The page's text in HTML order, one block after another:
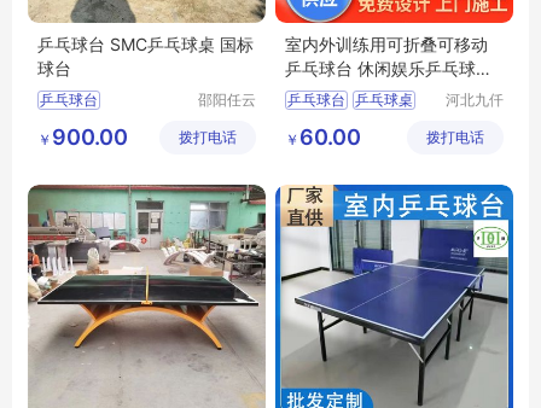
乒乓球台 SMC乒乓球桌 国标
球台
乒乓球台
娄底乒乓球桌
衡阳乒乓球桌
邵阳任云
品有限公
￥ 900.00 拨打电话
室内外训练用可折叠可移动
乒乓球台 休闲娱乐乒乓球桌
子 厂家定制
乒乓球台 乒乓球桌
球桌
河北九仟
制造有限
￥ 60.00 拨打电话